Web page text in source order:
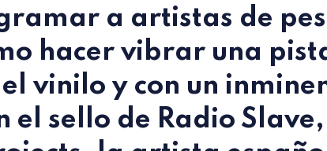
a artistas de
hacer vibrar una
vinilo y con un
el sello de Radio